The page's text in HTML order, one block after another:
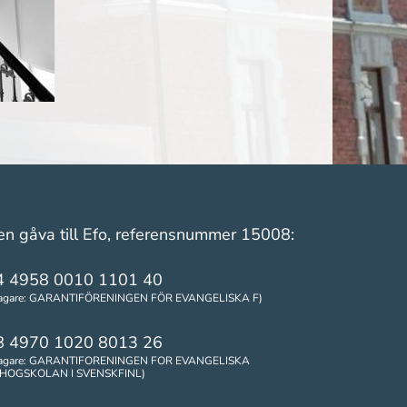
gåva till Efo, referensnummer 15008:
4958 0010 1101 40
GARANTIFÖRENINGEN FÖR EVANGELISKA F)
4970 1020 8013 26
GARANTIFORENINGEN FOR EVANGELISKA
I SVENSKFINL)